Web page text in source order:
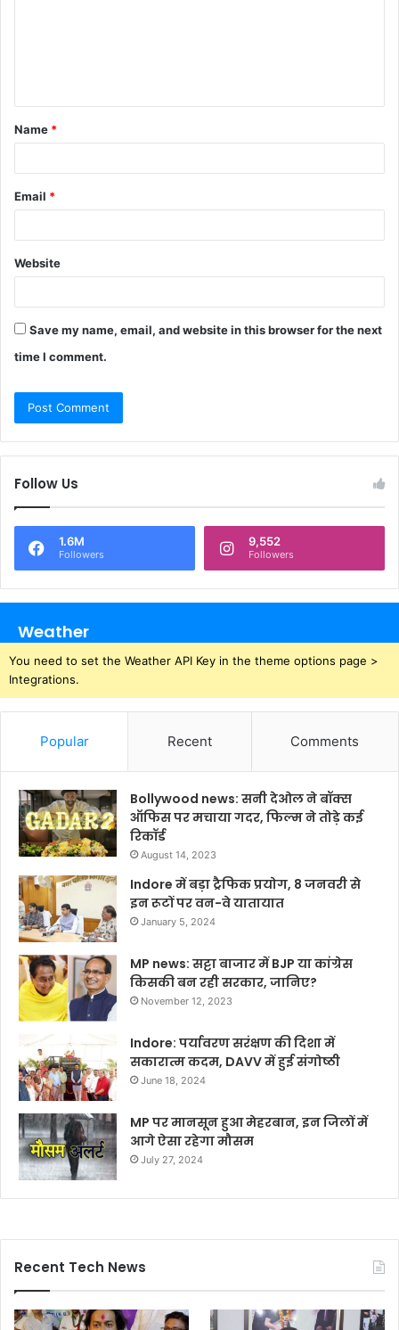
t
*
Name *
Email *
Website
Save my name, email, and website in this browser for the next
time I comment.
Follow Us
1.6M
Followers
9,552
Followers
Weather
You need to set the Weather API Key in the theme options page >
Integrations.
Popular Recent Comments
Bollywood news: सनी देओल ने बॉक्स
ऑफिस पर मचाया गदर, फिल्म ने तोड़े कई
रिकॉर्ड
August 14, 2023
Indore में बड़ा ट्रैफिक प्रयोग, 8 जनवरी से
इन रूटों पर वन-वे यातायात
January 5, 2024
MP news: सट्टा बाजार में BJP या कांग्रेस
किसकी बन रही सरकार, जानिए?
November 12, 2023
Indore: पर्यावरण सरंक्षण की दिशा में
सकारात्म कदम, DAVV में हुई संगोष्ठी
June 18, 2024
MP पर मानसून हुआ मेहरबान, इन जिलों में
आगे ऐसा रहेगा मौसम
July 27, 2024
Recent Tech News